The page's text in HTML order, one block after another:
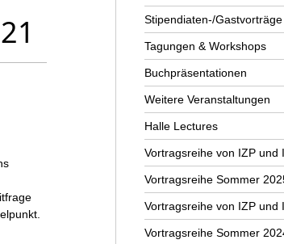
Stipendiaten-/Gastvorträge
Tagungen & Workshops
Buchpräsentationen
Weitere Veranstaltungen
Halle Lectures
Vortragsreihe von IZP und
Vortragsreihe Sommer
Vortragsreihe von IZP und
Vortragsreihe Sommer